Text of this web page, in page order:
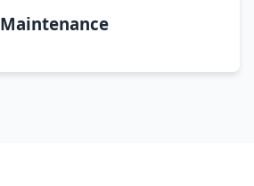
Maintenance